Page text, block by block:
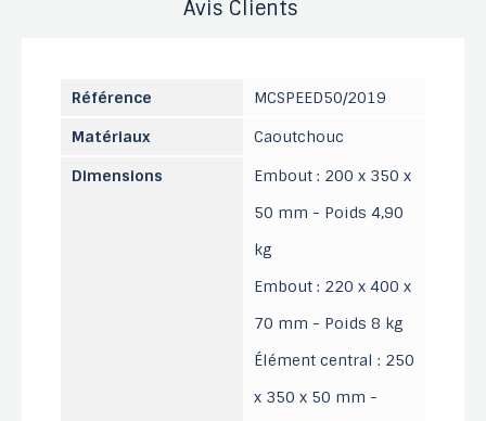
Avis Clients
Référence
MCSPEED50/2019
Matériaux
Caoutchouc
Dimensions
Embout : 200 x 350 x
50 mm - Poids 4,90
kg
Embout : 220 x 400 x
70 mm - Poids 8 kg
Élément central : 250
x 350 x 50 mm -